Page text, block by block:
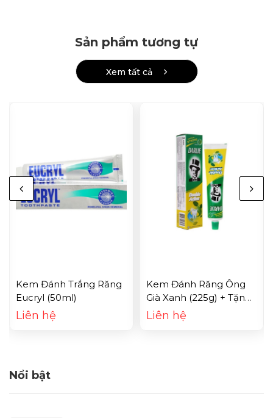
Sản phẩm tương tự
Xem tất cả
Kem Đánh Trắng Răng
Eucryl (50ml)
Liên hệ
Kem Đánh Răng Ông
Già Xanh (225g) + Tặng
Kem (50g)
Liên hệ
Nổi bật